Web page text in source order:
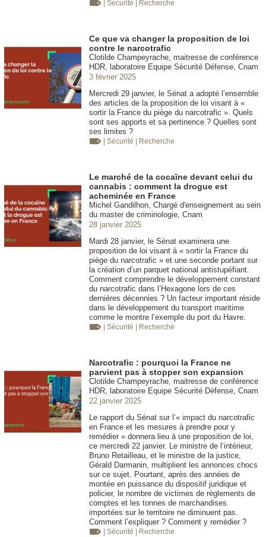
| Sécurité | Recherche
Ce que va changer la proposition de loi
contre le narcotrafic
Clotilde Champeyrache, maitresse de conférence
HDR, laboratoire Equipe Sécurité Défense, Cnam
3 février 2025
Mercredi 29 janvier, le Sénat a adopté l’ensemble
des articles de la proposition de loi visant à «
sortir la France du piège du narcotrafic ». Quels
sont ses apports et sa pertinence ? Quelles sont
ses limites ?
| Sécurité | Recherche
Le marché de la cocaïne devant celui du
cannabis : comment la drogue est
acheminée en France
Michel Gandilhon, Chargé d'enseignement au sein
du master de criminologie, Cnam
28 janvier 2025
Mardi 28 janvier, le Sénat examinera une
proposition de loi visant à « sortir la France du
piège du narcotrafic » et une seconde portant sur
la création d’un parquet national antistupéfiant.
Comment comprendre le développement constant
du narcotrafic dans l’Hexagone lors de ces
dernières décennies ? Un facteur important réside
dans le développement du transport maritime
comme le montre l’exemple du port du Havre.
| Sécurité | Recherche
Narcotrafic : pourquoi la France ne
parvient pas à stopper son expansion
Clotilde Champeyrache, maitresse de conférence
HDR, laboratoire Equipe Sécurité Défense, Cnam
22 janvier 2025
Le rapport du Sénat sur l’« impact du narcotrafic
en France et les mesures à prendre pour y
remédier » donnera lieu à une proposition de loi,
ce mercredi 22 janvier. Le ministre de l’intérieur,
Bruno Retailleau, et le ministre de la justice,
Gérald Darmanin, multiplient les annonces chocs
sur ce sujet. Pourtant, après des années de
montée en puissance du dispositif juridique et
policier, le nombre de victimes de règlements de
comptes et les tonnes de marchandises
importées sur le territoire ne diminuent pas.
Comment l’expliquer ? Comment y remédier ?
| Sécurité | Recherche